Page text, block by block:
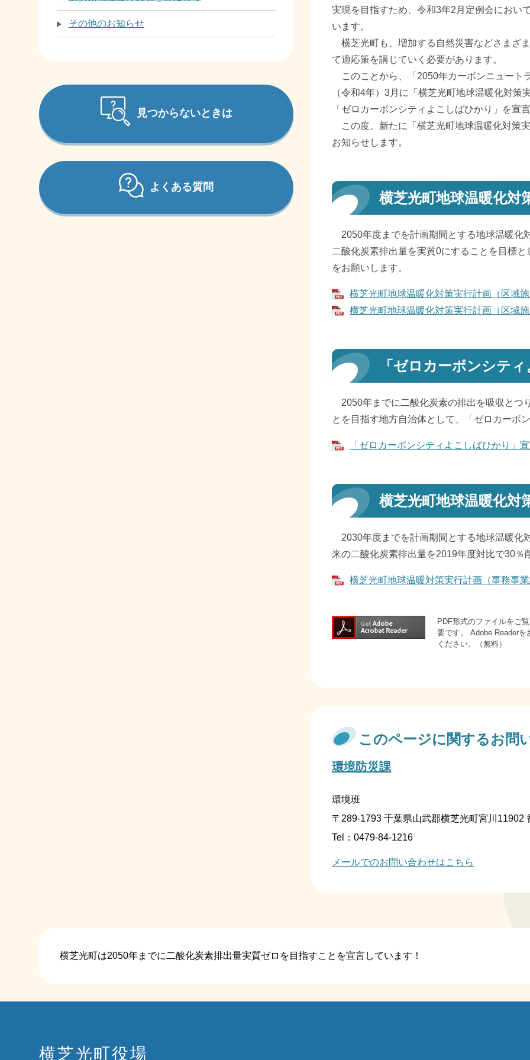
実現を目指すため、令和3年2月定例会におい
います。
横芝光町も、増加する自然災害などさまざ
て適応策を講じていく必要があります。
このことから、「2050年カーボンニュート
（令和4年）3月に「横芝光町地球温暖化対
「ゼロカーボンシティよこしばひかり」を宣
この度、新たに「横芝光町地球温暖化対策
お知らせします。
横芝光町地球温暖化対
2050年度までを計画期間とする地球温暖化
二酸化炭素排出量を実質0にすることを目標
をお願いします。
横芝光町地球温暖化対策実行計画（区域
横芝光町地球温暖化対策実行計画（区域
「ゼロカーボンシテ
2050年までに二酸化炭素の排出を吸収とつ
とを目指す地方自治体として、「ゼロカーボ
「ゼロカーボンシティよこしばひかり」
横芝光町地球温暖化対
2030年度までを計画期間とする地球温暖化
来の二酸化炭素排出量を2019年度対比で30％
横芝光町地球温暖対策実行計画（事務事
PDF形式のファイルをご
要です。
Adobe Readerを
ください。（無料）
このページに関するお問
環境防災課
環境班
〒289-1793 千葉県山武郡横芝光町宮川11902
Tel：0479-84-1216
メールでのお問い合わせはこちら
その他のお知らせ
見つからないときは
よくある質問
横芝光町は2050年までに二酸化炭素排出量実質ゼロを目指すことを宣言しています！
横芝光町役場